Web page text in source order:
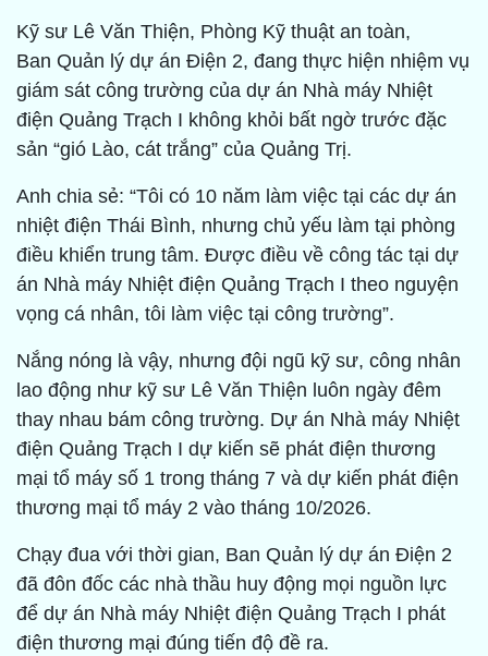
Kỹ sư Lê Văn Thiện, Phòng Kỹ thuật an toàn,
Ban Quản lý dự án Điện 2, đang thực hiện nhiệm vụ
giám sát công trường của dự án Nhà máy Nhiệt
điện Quảng Trạch I không khỏi bất ngờ trước đặc
sản “gió Lào, cát trắng” của Quảng Trị.
Anh chia sẻ: “Tôi có 10 năm làm việc tại các dự án
nhiệt điện Thái Bình, nhưng chủ yếu làm tại phòng
điều khiển trung tâm. Được điều về công tác tại dự
án Nhà máy Nhiệt điện Quảng Trạch I theo nguyện
vọng cá nhân, tôi làm việc tại công trường”.
Nắng nóng là vậy, nhưng đội ngũ kỹ sư, công nhân
lao động như kỹ sư Lê Văn Thiện luôn ngày đêm
thay nhau bám công trường. Dự án Nhà máy Nhiệt
điện Quảng Trạch I dự kiến sẽ phát điện thương
mại tổ máy số 1 trong tháng 7 và dự kiến phát điện
thương mại tổ máy 2 vào tháng 10/2026.
Chạy đua với thời gian, Ban Quản lý dự án Điện 2
đã đôn đốc các nhà thầu huy động mọi nguồn lực
để dự án Nhà máy Nhiệt điện Quảng Trạch I phát
điện thương mại đúng tiến độ đề ra.